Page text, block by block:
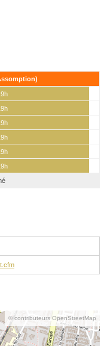
© contributeurs OpenStreetMap